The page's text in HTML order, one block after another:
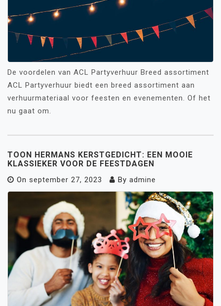
De voordelen van ACL Partyverhuur Breed assortiment
ACL Partyverhuur biedt een breed assortiment aan
verhuurmateriaal voor feesten en evenementen. Of het
nu gaat om.
TOON HERMANS KERSTGEDICHT: EEN MOOIE
KLASSIEKER VOOR DE FEESTDAGEN
On september 27, 2023 By admine